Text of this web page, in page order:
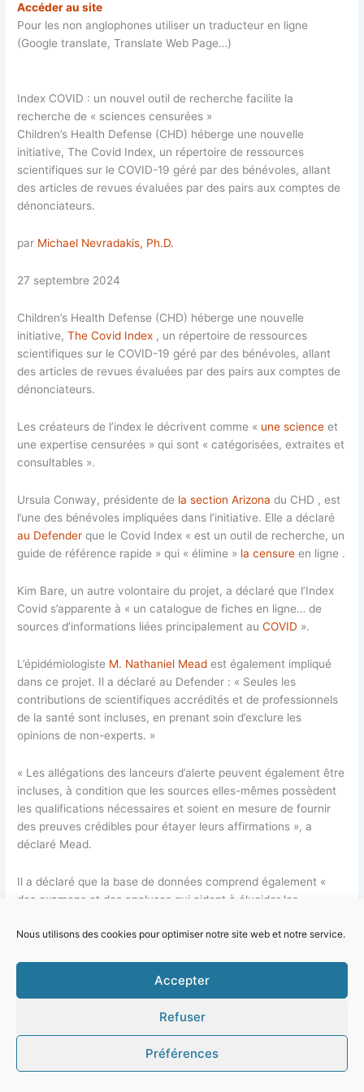
Nous utilisons des cookies pour optimiser notre site web et notre service.
Accepter
Refuser
Préférences
Accéder au site
Pour les non anglophones utiliser un traducteur en ligne
(Google translate, Translate Web Page…)
Index COVID : un nouvel outil de recherche facilite la
recherche de « sciences censurées »
Children’s Health Defense (CHD) héberge une nouvelle
initiative, The Covid Index, un répertoire de ressources
scientifiques sur le COVID-19 géré par des bénévoles, allant
des articles de revues évaluées par des pairs aux comptes de
dénonciateurs.
par Michael Nevradakis, Ph.D.
27 septembre 2024
Children’s Health Defense (CHD) héberge une nouvelle
initiative,The Covid Index , un répertoire de ressources
scientifiques sur le COVID-19 géré par des bénévoles, allant
des articles de revues évaluées par des pairs aux comptes de
dénonciateurs.
Les créateurs de l’index le décrivent comme « une science et
une expertise censurées » qui sont « catégorisées, extraites et
consultables ».
Ursula Conway, présidente de la section Arizona du CHD , est
l’une des bénévoles impliquées dans l’initiative. Elle a déclaré
au Defender que le Covid Index « est un outil de recherche, un
guide de référence rapide » qui « élimine » la censure en ligne .
Kim Bare, un autre volontaire du projet, a déclaré que l’Index
Covid s’apparente à « un catalogue de fiches en ligne… de
sources d’informations liées principalement auCOVID ».
L’épidémiologiste M. Nathaniel Mead est également impliqué
dans ce projet. Il a déclaré au Defender : « Seules les
contributions de scientifiques accrédités et de professionnels
de la santé sont incluses, en prenant soin d’exclure les
opinions de non-experts. »
« Les allégations des lanceurs d’alerte peuvent également être
incluses, à condition que les sources elles-mêmes possèdent
les qualifications nécessaires et soient en mesure de fournir
des preuves crédibles pour étayer leurs affirmations », a
déclaré Mead.
Il a déclaré que la base de données comprend également «
des examens et des analyses qui aident à élucider les
le grand public et les communautés médicales ».
bénévoles impliqués dans le projet, qui porte le pseudonyme
de «Juror No. 8» — une référence au film classique «